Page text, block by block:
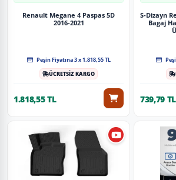
Renault Megane 4 Paspas 5D
2016-2021
Peşin Fiyatına 3 x 1.818,55 TL
ÜCRETSİZ KARGO
1.818,55 TL
S-Dizayn
Bagaj
739,79 TL